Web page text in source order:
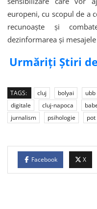
europeni, cu scopul de a
recunoaște și
dezinformarea și
Urmăriți Știri
TAGS: cluj bolyai ubb
digitale
cluj-napoca
jurnalism
psihologie pot
Facebook X